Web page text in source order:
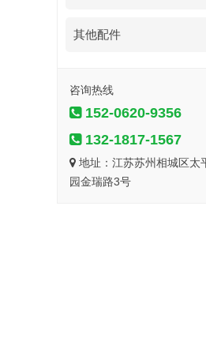
其他配件
咨询热线
152-0620-9356
132-1817-1567
地址：江苏苏州相城区太
园金瑞路3号